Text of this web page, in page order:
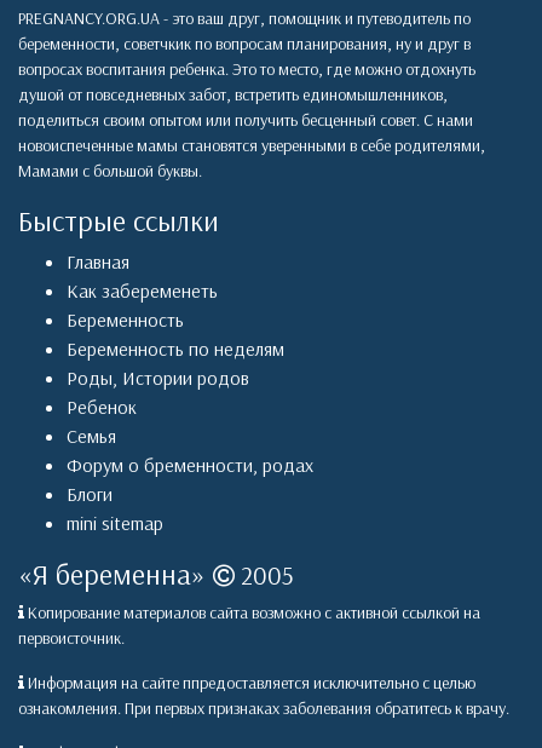
PREGNANCY.ORG.UA - это ваш друг, помощник и путеводитель по
беременности, советчкик по вопросам планирования, ну и друг в
вопросах воспитания ребенка. Это то место, где можно отдохнуть
душой от повседневных забот, встретить единомышленников,
поделиться своим опытом или получить бесценный совет. С нами
новоиспеченные мамы становятся уверенными в себе родителями,
Мамами с большой буквы.
Быстрые ссылки
Главная
Как забеременеть
Беременность
Беременность по неделям
Роды, Истории родов
Ребенок
Семья
Форум о бременности, родах
Блоги
mini sitemap
«Я беременна» 2005
Копирование материалов сайта возможно с активной ссылкой на
первоисточник.
Информация на сайте ппредоставляется исключительно с целью
ознакомления. При первых признаках заболевания обратитесь к врачу.